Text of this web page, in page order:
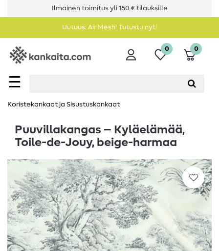
Ilmainen toimitus yli 150 € tilauksille
Uutuus: Air Mesh! Tutustu nyt!
☰
0 0
Koristekankaat ja Sisustuskankaat
Puuvillakangas – Kyläelämää,
Toile-de-Jouy, beige-harmaa